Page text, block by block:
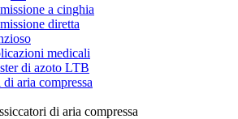
a cinghia
diretta
medicali
di azoto LTB
aria compressa
di aria compressa